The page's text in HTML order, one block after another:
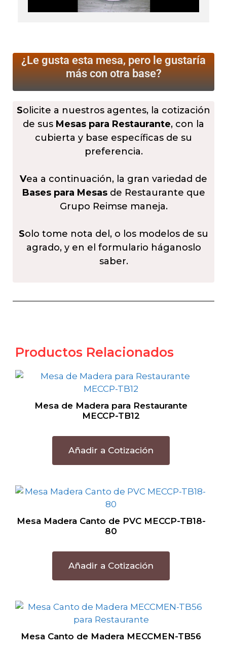
¿Le gusta esta mesa, pero le gustaría
más con otra base?
Solicite a nuestros agentes, la cotización
de sus Mesas para Restaurante, con la
cubierta y base específicas de su
preferencia.
Vea a continuación, la gran variedad de
Bases para Mesasde Restaurante que
Grupo Reimse maneja.
Solo tome nota del, o los modelos de su
agrado, y en el formulario háganoslo
saber.
Productos Relacionados
Mesa de Madera para Restaurante
MECCP-TB12
Añadir a Cotización
Mesa Madera Canto de PVC MECCP-TB18-
80
Añadir a Cotización
Mesa Canto de Madera MECCMEN-TB56